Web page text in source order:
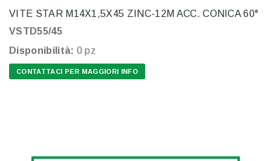
VITE STAR M14X1,5X45 ZINC-12M ACC. CONICA 60°
VSTD55/45
Disponibilità: 0 pz
CONTATTACI PER MAGGIORI INFO